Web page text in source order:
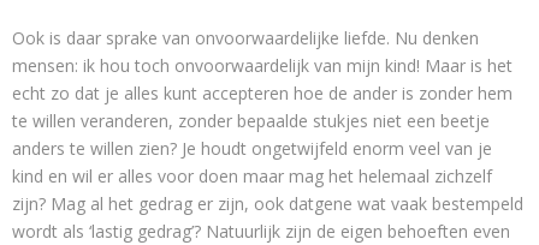
Ook is daar sprake van onvoorwaardelijke liefde. Nu denken
mensen: ik hou toch onvoorwaardelijk van mijn kind! Maar is het
echt zo dat je alles kunt accepteren hoe de ander is zonder hem
te willen veranderen, zonder bepaalde stukjes niet een beetje
anders te willen zien? Je houdt ongetwijfeld enorm veel van je
kind en wil er alles voor doen maar mag het helemaal zichzelf
zijn? Mag al het gedrag er zijn, ook datgene wat vaak bestempeld
wordt als ‘lastig gedrag’? Natuurlijk zijn de eigen behoeften even